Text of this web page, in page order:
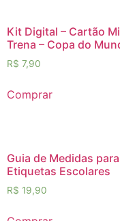
Kit Digital – Cartão
Trena – Copa do
R$ 7,90
Comprar
Guia de Medidas para
Etiquetas Escolares
R$ 19,90